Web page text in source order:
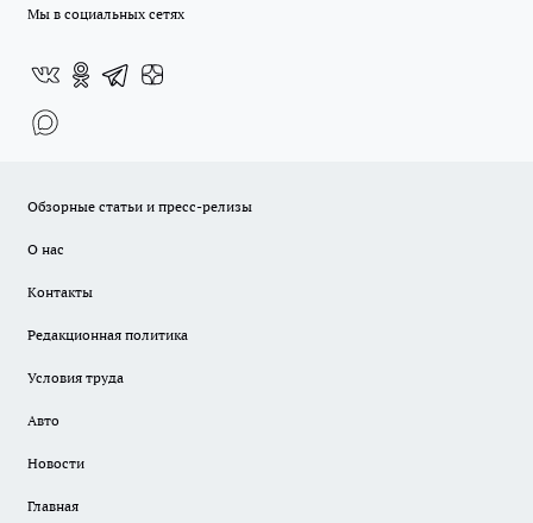
Мы в социальных сетях
Обзорные статьи и пресс-релизы
О нас
Контакты
Редакционная политика
Условия труда
Авто
Новости
Главная